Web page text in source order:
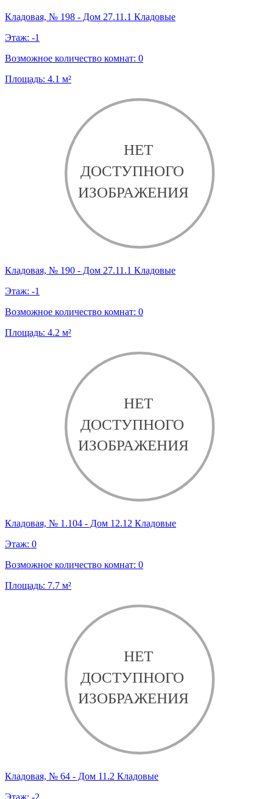
Кладовая, № 198 - Дом 27.11.1 Кладовые
Этаж: -1
Возможное количество комнат: 0
Площадь: 4.1 м²
Кладовая, № 190 - Дом 27.11.1 Кладовые
Этаж: -1
Возможное количество комнат: 0
Площадь: 4.2 м²
Кладовая, № 1.104 - Дом 12.12 Кладовые
Этаж: 0
Возможное количество комнат: 0
Площадь: 7.7 м²
Кладовая, № 64 - Дом 11.2 Кладовые
Этаж: -2